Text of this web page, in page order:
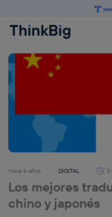
Hace 6 años DIGITAL 3
Los mejores
chino y japonés